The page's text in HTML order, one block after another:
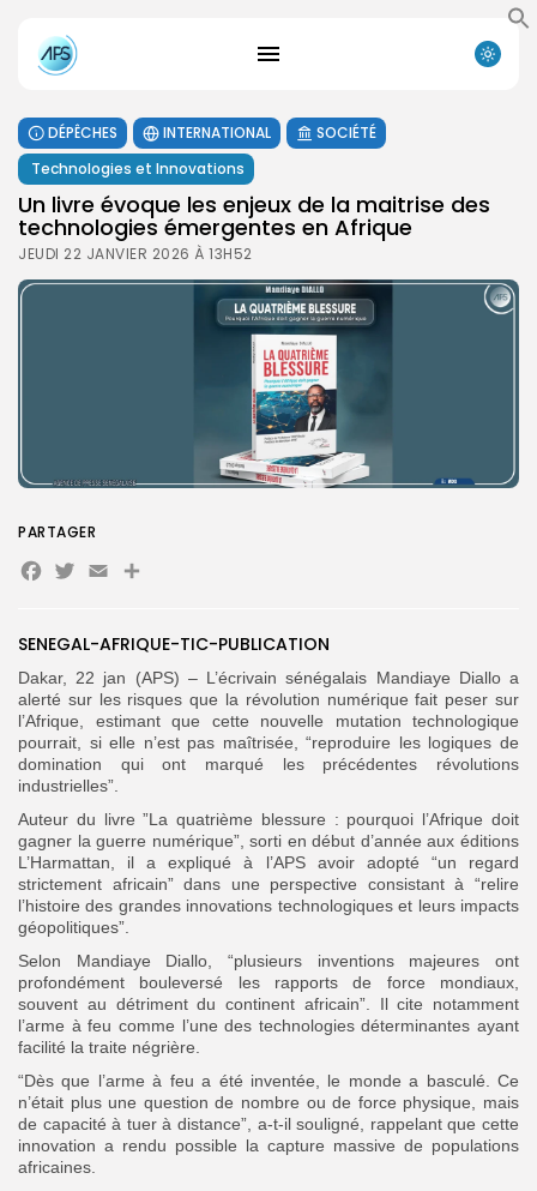
FR
DÉPÊCHES INTERNATIONAL
SOCIÉTÉ
Technologies et Innovations
Un livre évoque les enjeux de la maitrise des
technologies émergentes en Afrique
JEUDI 22 JANVIER 2026 À 13H52
SENEGAL-AFRIQUE-TIC-PUBLICATION
Dakar, 22 jan (APS) – L’écrivain sénégalais Mandiaye Diallo a
alerté sur les risques que la révolution numérique fait peser sur
l’Afrique, estimant que cette nouvelle mutation technologique
pourrait, si elle n’est pas maîtrisée, “reproduire les logiques de
domination qui ont marqué les précédentes révolutions
industrielles”.
Auteur du livre ”La quatrième blessure : pourquoi l’Afrique doit
gagner la guerre numérique”, sorti en début d’année aux éditions
L’Harmattan, il a expliqué à l’APS avoir adopté “un regard
strictement africain” dans une perspective consistant à “relire
l’histoire des grandes innovations technologiques et leurs impacts
géopolitiques”.
Selon Mandiaye Diallo, “plusieurs inventions majeures ont
profondément bouleversé les rapports de force mondiaux,
souvent au détriment du continent africain”. Il cite notamment
l’arme à feu comme l’une des technologies déterminantes ayant
facilité la traite négrière.
“Dès que l’arme à feu a été inventée, le monde a basculé. Ce
n’était plus une question de nombre ou de force physique, mais
de capacité à tuer à distance”, a-t-il souligné, rappelant que cette
innovation a rendu possible la capture massive de populations
africaines.
PARTAGER
Facebook
Twitter
EmailPartager